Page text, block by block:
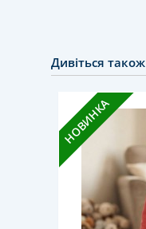
Дивіться також
НОВИНКА